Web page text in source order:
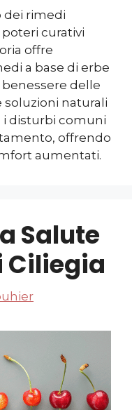
dei rimedi
curativi
offre
a base di erbe
delle
naturali
i disturbi comuni
offrendo
aumentati.
Salute
Ciliegia